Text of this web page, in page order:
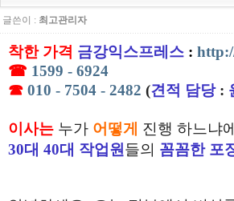
글쓴이 : 최고관리자
착한 가격 금강익스프레스 :
☎ 1599 - 6924
☎ 010 - 7504 - 2482 (견적 담당 :
이사는 누가 어떻게 진행 하느냐
30대 40대 작업원 들의 꼼꼼한 포